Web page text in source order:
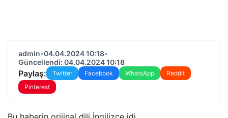
admin•04.04.2024 10:18•
Güncellendi: 04.04.2024 10:18
Paylaş: Twitter Facebook WhatsApp
Reddit
Pinterest